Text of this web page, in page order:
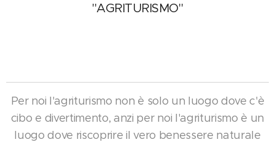
"AGRITURISMO"
Per noi l'agriturismo non è solo un luogo dove c'è
cibo e divertimento, anzi per noi l'agriturismo è un
luogo dove riscoprire il vero benessere naturale